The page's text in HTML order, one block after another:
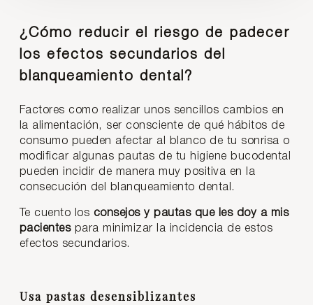
¿Cómo reducir el riesgo de padecer
los efectos secundarios del
blanqueamiento dental?
Factores como realizar unos sencillos cambios en
la alimentación, ser consciente de qué hábitos de
consumo pueden afectar al blanco de tu sonrisa o
modificar algunas pautas de tu higiene bucodental
pueden incidir de manera muy positiva en la
consecución del blanqueamiento dental.
Te cuento los consejos y pautas que les doy a mis
pacientespara minimizar la incidencia de estos
efectos secundarios.
Usa pastas desensiblizantes